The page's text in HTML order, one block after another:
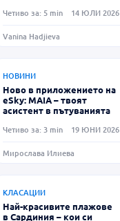
Четиво за: 5 min
14 ЮЛИ 2026
Vanina Hadjieva
НОВИНИ
Ново в приложението на
eSky: MAIA – твоят
асистент в пътуванията
Четиво за: 3 min
19 ЮНИ 2026
Мирослава Илиева
КЛАСАЦИИ
Най-красивите плажове
в Сардиния – кои си